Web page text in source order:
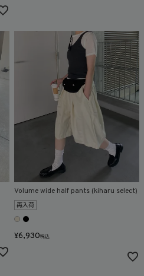
Volume wide half pants (kiharu select)
再入荷
¥6,930税込